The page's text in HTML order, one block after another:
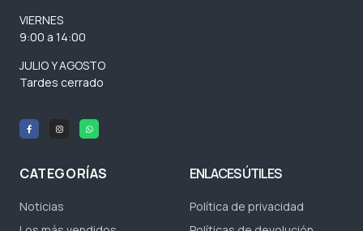
VIERNES
9:00 a 14:00
JULIO Y AGOSTO
Tardes cerrado
CATEGORÍAS
Noticias
ENLACES ÚTILES
Política de privacidad